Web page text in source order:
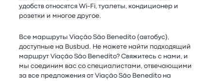
удобств относятся Wi-Fi, туалеты, кондиционер и
розетки и многое другое.
Все маршруты Viação São Benedito (автобус),
доступные на Busbud. Не можете найти подходящий
маршрут Viação São Benedito? Свяжитесь с нами, и
мы соединим вас со специалистами, отвечающими
за все предложения от Viação São Benedito на